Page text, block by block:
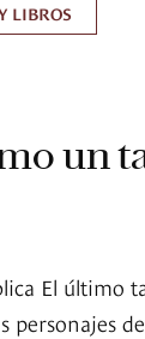
LIBROS
un
El último
personajes